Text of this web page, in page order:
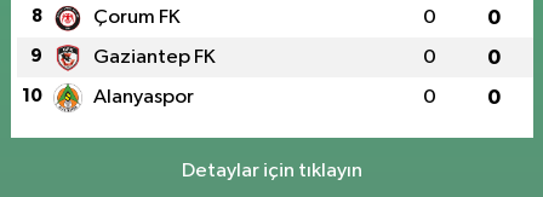
8 Çorum FK 0 0
9 Gaziantep FK 0 0
10 Alanyaspor 0 0
Detaylar için tıklayın